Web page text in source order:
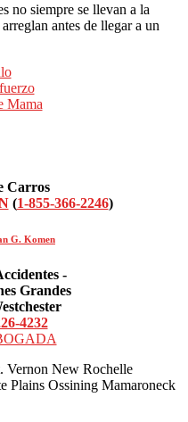
no siempre se llevan a la
antes de llegar a un
Carros
(1-855-366-2246)
G. Komen
-
Grandes
4232
Vernon New Rochelle
Plains Ossining Mamaroneck